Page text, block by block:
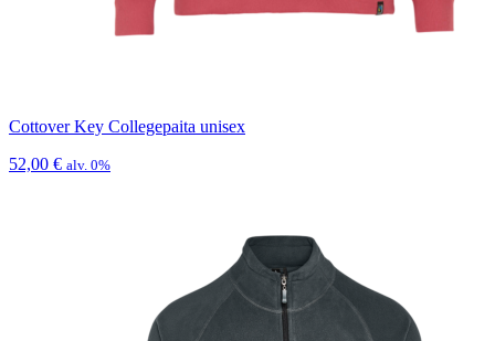
Cottover Key Collegepaita unisex
52,00 € alv. 0%